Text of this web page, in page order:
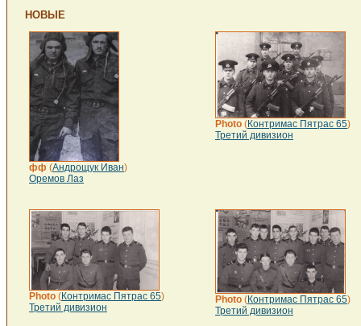
НОВЫЕ
фф (Андрощук Иван)
Оремов Лаз
Photo (Контримас Пятрас 65)
Третий дивизион
Photo (Контримас Пятрас 65)
Третий дивизион
Photo (Контримас Пятрас 65)
Третий дивизион